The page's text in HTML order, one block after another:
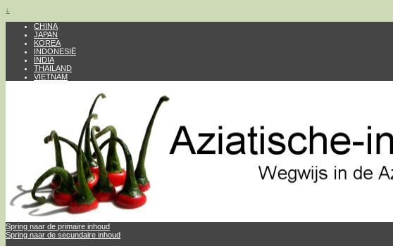
↓
CHINA
JAPAN
KOREA
INDONESIË
INDIA
THAILAND
VIETNAM
Spring naar de primaire inhoud
Spring naar de secundaire inhoud